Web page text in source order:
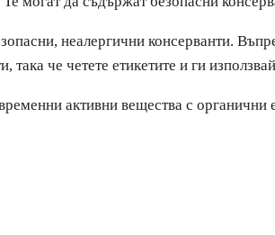
неалергични консерванти.
че четете етикетите и ги
активни вещества с органични